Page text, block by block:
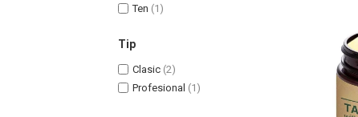
Ten (1)
Tip
Clasic (2)
Profesional (1)